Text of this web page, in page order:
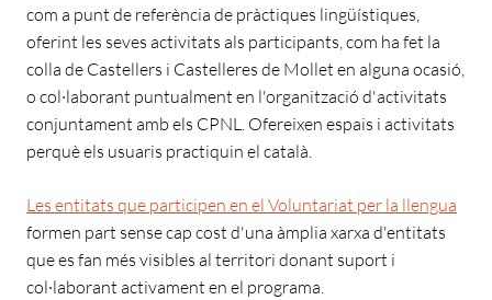
com a punt de referència de pràctiques lingüístiques,
oferint les seves activitats als participants, com ha fet la
colla de Castellers i Castelleres de Mollet en alguna ocasió,
o col·laborant puntualment en l'organització d'activitats
conjuntament amb els CPNL. Ofereixen espais i activitats
perquè els usuaris practiquin el català.
Les entitats que participen en el Voluntariat per la llengua
formen part sense cap cost d'una àmplia xarxa d'entitats
que es fan més visibles al territori donant suport i
col·laborant activament en el programa.